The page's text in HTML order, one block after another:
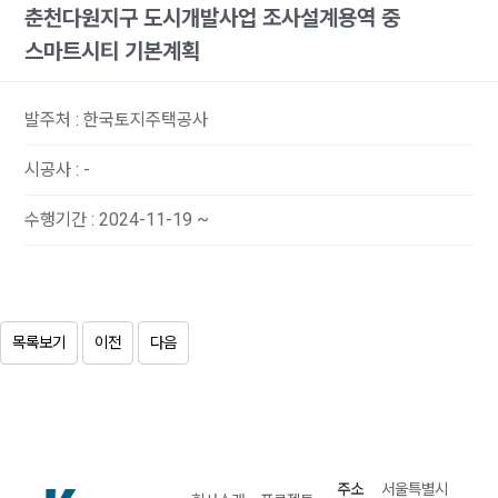
춘천다원지구 도시개발사업 조사설계용역 중
스마트시티 기본계획
발주처 : 한국토지주택공사
시공사 : -
수행기간 : 2024-11-19 ~
목록보기 이전 다음
주소 서울특별시